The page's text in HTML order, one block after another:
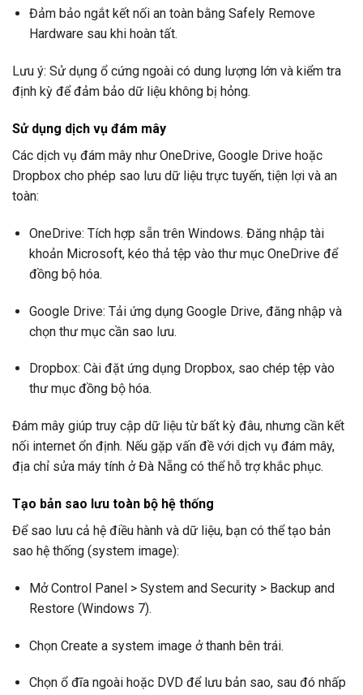
Đảm bảo ngắt kết nối an toàn bằng Safely Remove
Hardware sau khi hoàn tất.
Lưu ý: Sử dụng ổ cứng ngoài có dung lượng lớn và kiểm tra
định kỳ để đảm bảo dữ liệu không bị hỏng.
Sử dụng dịch vụ đám mây
Các dịch vụ đám mây như OneDrive, Google Drive hoặc
Dropbox cho phép sao lưu dữ liệu trực tuyến, tiện lợi và an
toàn:
OneDrive: Tích hợp sẵn trên Windows. Đăng nhập tài
khoản Microsoft, kéo thả tệp vào thư mục OneDrive để
đồng bộ hóa.
Google Drive: Tải ứng dụng Google Drive, đăng nhập và
chọn thư mục cần sao lưu.
Dropbox: Cài đặt ứng dụng Dropbox, sao chép tệp vào
thư mục đồng bộ hóa.
Đám mây giúp truy cập dữ liệu từ bất kỳ đâu, nhưng cần kết
nối internet ổn định. Nếu gặp vấn đề với dịch vụ đám mây,
địa chỉ sửa máy tính ở Đà Nẵng có thể hỗ trợ khắc phục.
Tạo bản sao lưu toàn bộ hệ thống
Để sao lưu cả hệ điều hành và dữ liệu, bạn có thể tạo bản
sao hệ thống (system image):
Mở Control Panel > System and Security > Backup and
Restore (Windows 7).
Chọn Create a system image ở thanh bên trái.
Chọn ổ đĩa ngoài hoặc DVD để lưu bản sao, sau đó nhấp